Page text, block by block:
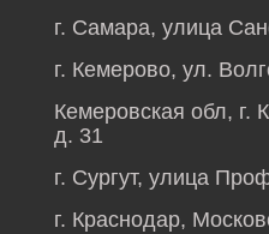
г. Самара, улица
г. Кемерово, ул.
Кемеровская обл, г.
д. 31
г. Сургут, улица
г. Краснодар,